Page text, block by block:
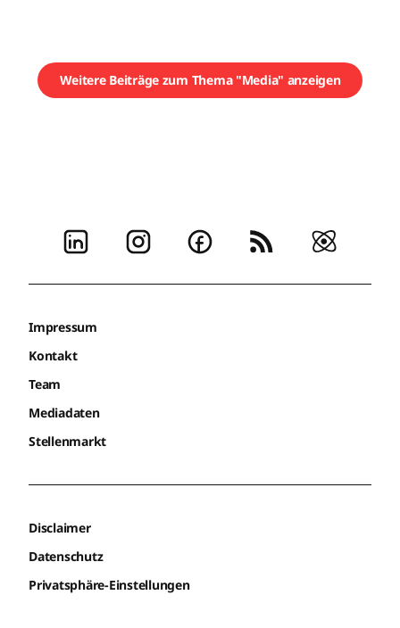
Weitere Beiträge zum Thema "Media" anzeigen
Impressum
Kontakt
Team
Mediadaten
Stellenmarkt
Disclaimer
Datenschutz
Privatsphäre-Einstellungen